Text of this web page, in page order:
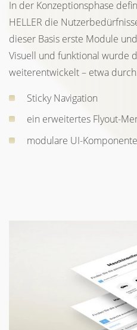
In der Konzeptionsphase
HELLER die
dieser Basis erste Module
Visuell und funktional wurde
weiterentwickelt – etwa
Sticky Navigation
ein erweitertes Flyout-
modulare UI-